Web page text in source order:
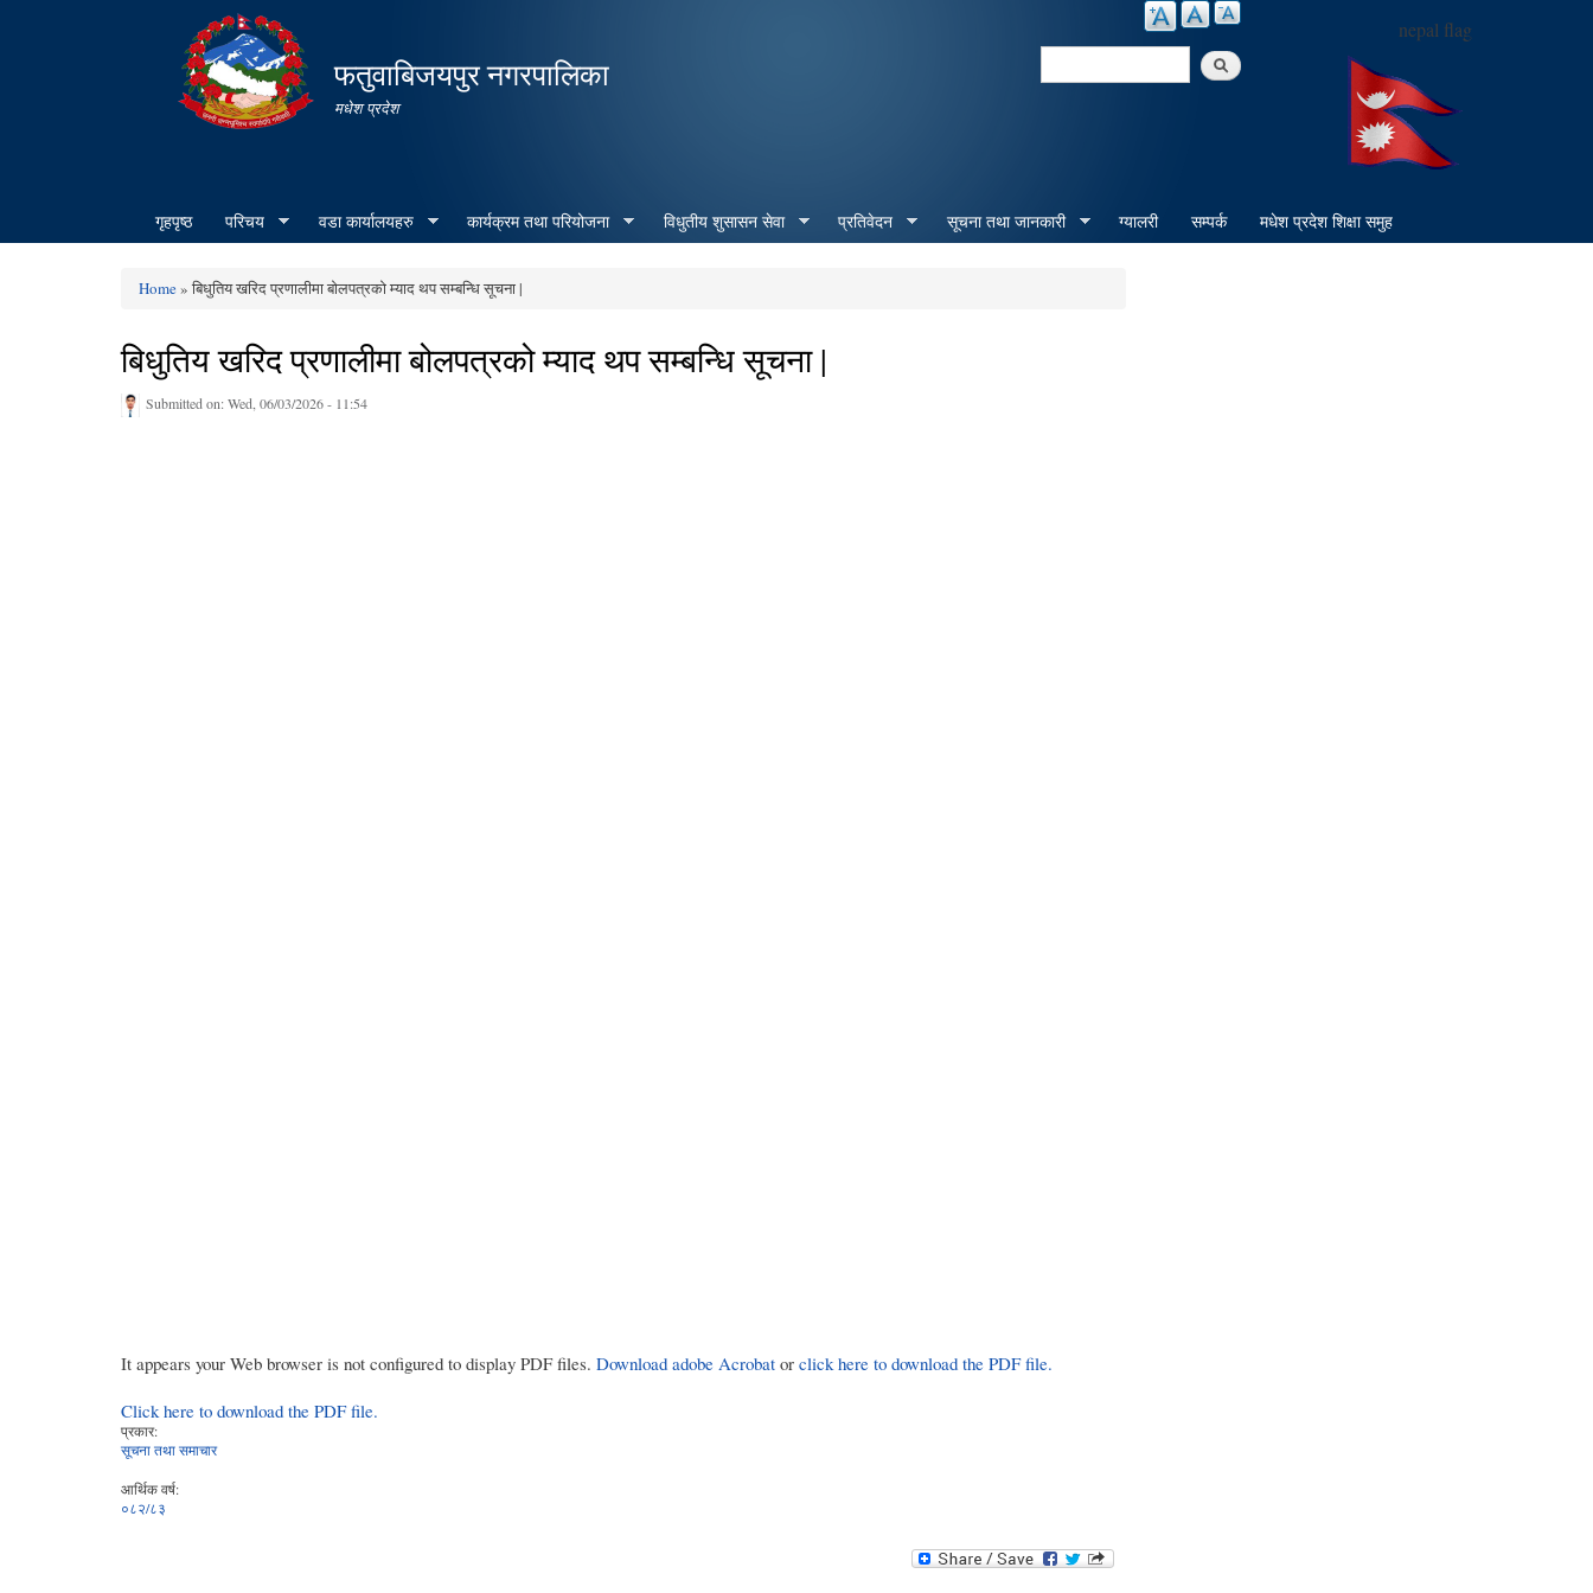
फतुवाबिजयपुर नगरपालिका
मधेश प्रदेश
nepal flag
Search
गृहपृष्ठ परिचय वडा कार्यालयहरु कार्यक्रम तथा परियोजना विधुतीय शुसासन सेवा प्रतिवेदन सूचना तथा जानकारी ग्यालरी सम्पर्क मधेश प्रदेश शिक्षा समुह
You are here
Home» बिधुतिय खरिद प्रणालीमा बोलपत्रको म्याद थप सम्बन्धि सूचना |
बिधुतिय खरिद प्रणालीमा बोलपत्रको म्याद थप सम्बन्धि सूचना |
Submitted on:Wed, 06/03/2026 - 11:54
It appears your Web browser is not configured to display PDF files. Download adobe Acrobat or click here to download the PDF file.
Click here to download the PDF file.
प्रकार:
सूचना तथा समाचार
आर्थिक वर्ष:
०८२/८३